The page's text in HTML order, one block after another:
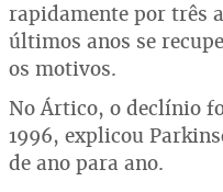
rapidamente por três
últimos anos se
os motivos.
No Ártico, o declínio
1996, explicou
de ano para ano.